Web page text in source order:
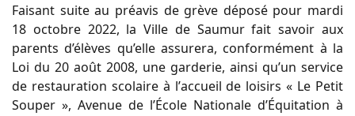
Faisant suite au préavis de grève déposé pour mardi
18 octobre 2022, la Ville de Saumur faitsavoir aux
parents d’élèves qu’elle assurera, conformément à la
Loi du 20 août 2008, une garderie, ainsi qu’un service
de restauration scolaire à l’accueil de loisirs « Le Petit
Souper », Avenue de l’École Nationale d’Équitation à